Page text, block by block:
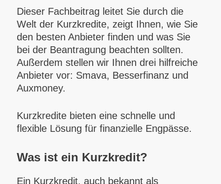
Dieser Fachbeitrag leitet Sie durch die
Welt der Kurzkredite, zeigt Ihnen, wie Sie
den besten Anbieter finden und was Sie
bei der Beantragung beachten sollten.
Außerdem stellen wir Ihnen drei hilfreiche
Anbieter vor: Smava, Besserfinanz und
Auxmoney.
Kurzkredite bieten eine schnelle und
flexible Lösung für finanzielle Engpässe.
Was ist ein Kurzkredit?
Ein Kurzkredit, auch bekannt als